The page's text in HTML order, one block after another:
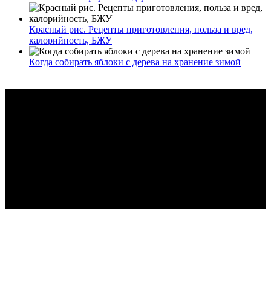
Красный рис. Рецепты приготовления, польза и вред,
калорийность, БЖУ
Когда собирать яблоки с дерева на хранение зимой